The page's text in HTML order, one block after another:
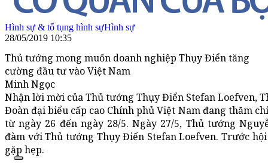
Hình sự & tố tụng hình sựHình sự
28/05/2019 10:35
Thủ tướng mong muốn doanh nghiệp Thụy Điển tăng
cường đầu tư vào Việt Nam
Minh Ngọc
Nhận lời mời của Thủ tướng Thụy Điển Stefan Loefven,
Đoàn đại biểu cấp cao Chính phủ Việt Nam đang thăm
từ ngày 26 đến ngày 28/5. Ngày 27/5, Thủ tướng
đàm với Thủ tướng Thụy Điển Stefan Loefven. Trước
gặp hẹp.